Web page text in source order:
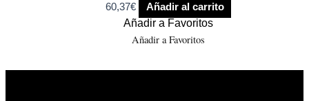
60,37€ Añadir al carrito
Añadir a Favoritos
Añadir a Favoritos